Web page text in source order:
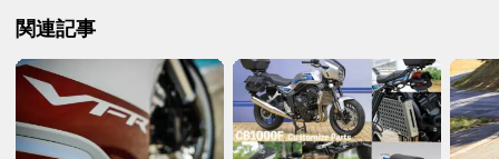
関連記事